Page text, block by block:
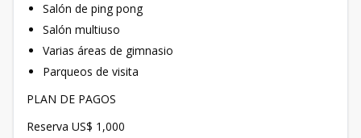
Salón de ping pong
Salón multiuso
Varias áreas de gimnasio
Parqueos de visita
PLAN DE PAGOS
Reserva US$ 1,000